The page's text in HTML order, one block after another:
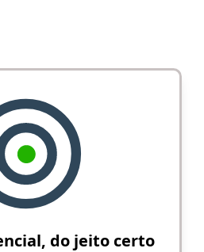
do jeito certo